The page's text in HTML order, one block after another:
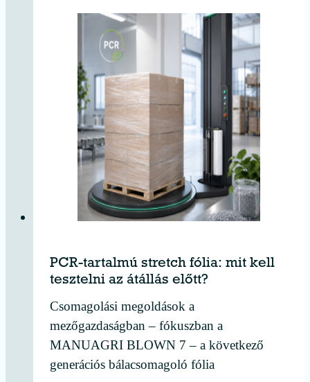
PCR-tartalmú stretch fólia: mit kell
tesztelni az átállás előtt?
Csomagolási megoldások a
mezőgazdaságban – fókuszban a
MANUAGRI BLOWN 7 – a következő
generációs bálacsomagoló fólia